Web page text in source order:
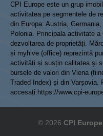
CPI Europe este un grup
activitatea pe segmentele de
din Europa: Austria,
Polonia. Principala activitate
dezvoltarea de proprietăți.
și myhive (office) reprezintă
activități și susțin calitatea și
bursele de valori din Viena
Traded Index) și din Varșovia.
accesați: https://www.cpi-
© 2026 CPI Europe